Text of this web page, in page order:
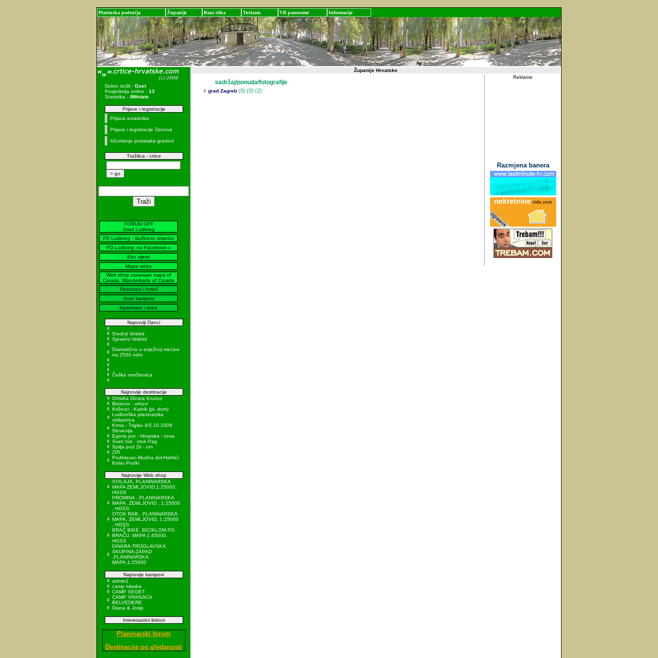
Planinska područja Županije Baza slika Turizam VR panorame Informacije
Dobro došli : Gost
Posjetitelja online : 13
Statistika : AWstats
Prijave i registracije
Prijava suradnika
Prijave i registracije članova
Ažuriranje podataka gradovi
Tražilica - crtice
FORUM OFF
Grad Ludbreg
PD Ludbreg - službene stranice
PD Ludbreg- na Facebook-u
Eko vijesti
Mapa weba
Web shop mountain maps of
Croatia, Wanderkarte of Croatia
Restorani i hoteli
Auto kampovi
Apartmani i sobe
Najnoviji članci
Srednji Velebit
Sjeverni Velebit
Dramatično u snježnoj mećavi
na 2500 ndm
Češka smrčkovica
Najnovije destinacije
Omiska Dinara Kruzno
Biokovo - vrhovi
Križevci - Kalnik (pl. dom)
Ludbreška planinarska
obilaznica
Krma - Triglav 4/5.10.2008
Slovenija
Egeria put - Hrvatska - Iovia
Sveti Vid - otok Pag
Spilja pod Zir - om
ZIR
Podkilavac-Mudna dol-Hahlići-
Kolac-Podki
Najnovije Web shop
SVILAJA, PLANINARSKA
MAPA ZEMLJOVID,1:25000,
HGSS
PROMINA , PLANINARSKA
MAPA, ZEMLJOVID , 1:25000
, HGSS
OTOK RAB , PLANINARSKA
MAPA, ZEMLJOVID, 1:25000
, HGSS
BRAČ BIKE, BICIKLOM PO
BRAČU, MAPA 1:45000,
HGSS
DINARA-TROGLAVSKA
SKUPINA-ZAPAD
,PLANINARSKA
MAPA,1:25000
Najnovije kampovi
admin1
camp mlaska
CAMP SEGET
CAMP VRANJICA
BELVEDERE
Diana & Josip
Interesantni linkovi
Planinarski forum
Destinacije po gledanosti
Županije Hrvatske
sadržaj/ponuda/fotografije
grad Zagreb (0) (0) (2)
Reklame
Razmjena banera